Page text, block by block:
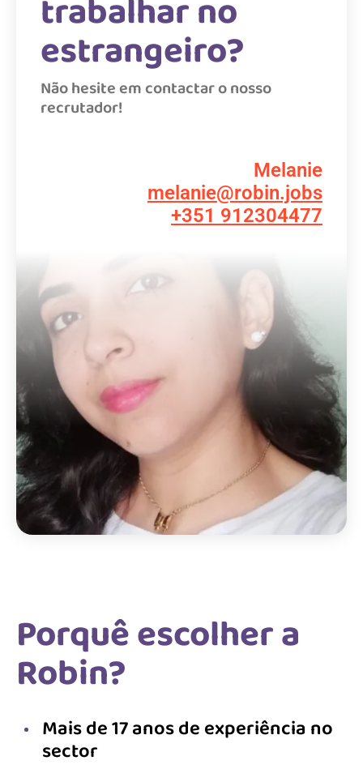
trabalhar no
estrangeiro?
Não hesite em contactar o nosso
recrutador!
Melanie
melanie@robin.jobs
+351 912304477
Porquê escolher a
Robin?
Mais de 17 anos de experiência no
sector